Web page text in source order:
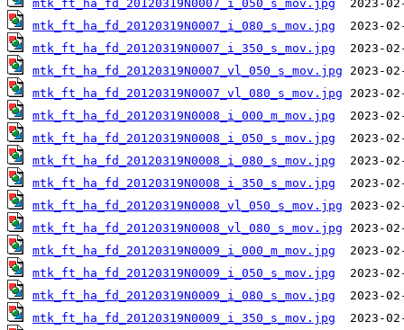
mtk_ft_ha_fd_20120319N0007_i_050_s_mov.jpg
mtk_ft_ha_fd_20120319N0007_i_080_s_mov.jpg
mtk_ft_ha_fd_20120319N0007_i_350_s_mov.jpg
mtk_ft_ha_fd_20120319N0007_vl_050_s_mov.jpg
mtk_ft_ha_fd_20120319N0007_vl_080_s_mov.jpg
mtk_ft_ha_fd_20120319N0008_i_000_m_mov.jpg
mtk_ft_ha_fd_20120319N0008_i_050_s_mov.jpg
mtk_ft_ha_fd_20120319N0008_i_080_s_mov.jpg
mtk_ft_ha_fd_20120319N0008_i_350_s_mov.jpg
mtk_ft_ha_fd_20120319N0008_vl_050_s_mov.jpg
mtk_ft_ha_fd_20120319N0008_vl_080_s_mov.jpg
mtk_ft_ha_fd_20120319N0009_i_000_m_mov.jpg
mtk_ft_ha_fd_20120319N0009_i_050_s_mov.jpg
mtk_ft_ha_fd_20120319N0009_i_080_s_mov.jpg
mtk_ft_ha_fd_20120319N0009_i_350_s_mov.jpg